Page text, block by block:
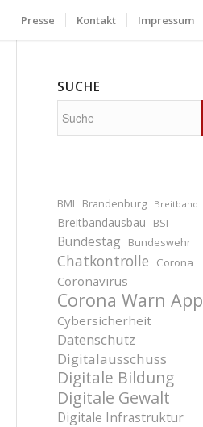
Presse Kontakt Impressum
SUCHE
BMI Brandenburg Breitband
Breitbandausbau BSI
Bundestag Bundeswehr
Chatkontrolle Corona
Coronavirus
Corona Warn App
Cybersicherheit
Datenschutz
Digitalausschuss
Digitale Bildung
Digitale Gewalt
Digitale Infrastruktur